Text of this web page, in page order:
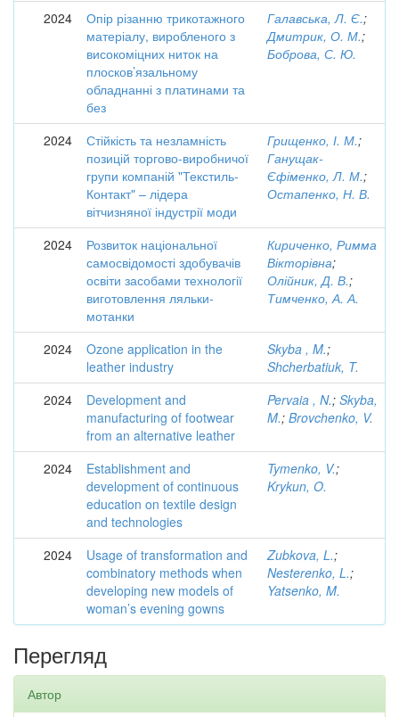
2024
Опір різанню трикотажного
матеріалу, виробленого з
високоміцних ниток на
плосков’язальному
обладнанні з платинами та
без
Галавська, Л. Є.;
Дмитрик, О. М.;
Боброва, С. Ю.
2024
Стійкість та незламність
позицій торгово-виробничої
групи компаній "Текстиль-
Контакт" – лідера
вітчизняної індустрії моди
Грищенко, І. М.;
Ганущак-
Єфіменко, Л. М.;
Остапенко, Н. В.
2024
Розвиток національної
самосвідомості здобувачів
освіти засобами технології
виготовлення ляльки-
мотанки
Кириченко, Римма
Вікторівна;
Олійник, Д. В.;
Тимченко, А. А.
2024
Ozone application in the
leather industry
Skyba , M.;
Shcherbatiuk, T.
2024
Development and
manufacturing of footwear
from an alternative leather
Pervaia , N.; Skyba,
M.; Brovchenko, V.
2024
Establishment and
development of continuous
education on textile design
and technologies
Tymenko, V.;
Krykun, O.
2024
Usage of transformation and
combinatory methods when
developing new models of
woman’s evening gowns
Zubkova, L.;
Nesterenko, L.;
Yatsenko, M.
Перегляд
Автор